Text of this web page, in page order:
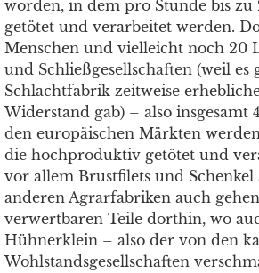
worden, in dem pro Stunde bis
getötet und verarbeitet werden.
Menschen und vielleicht noch 20
und Schließgesellschaften (weil es
Schlachtfabrik zeitweise
Widerstand gab) – also insgesamt
den europäischen Märkten
die hochproduktiv getötet und
vor allem Brustfilets und Schenkel
anderen Agrarfabriken auch
verwertbaren Teile dorthin, wo
Hühnerklein – also der von den
Wohlstandsgesellschaften